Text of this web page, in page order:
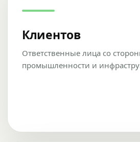
Клиентов
Ответственные лица со
промышленности и